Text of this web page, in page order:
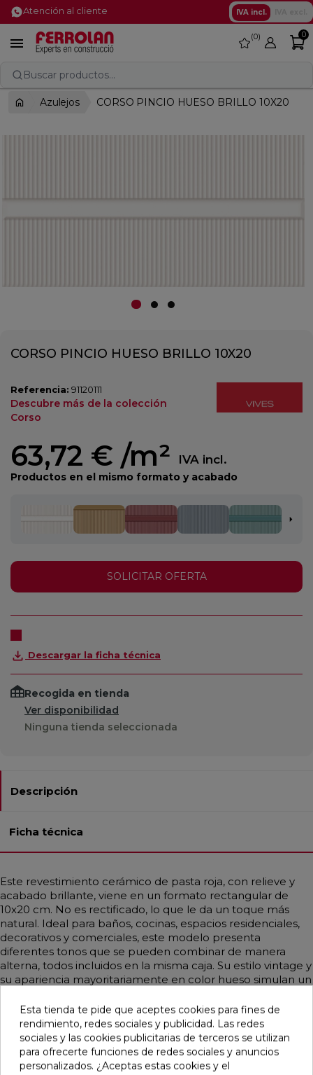
Atención al cliente IVA incl.
 favorite
0 0
Buscar productos...
Azulejos CORSO PINCIO HUESO BRILLO 10X20
CORSO PINCIO HUESO BRILLO 10X20
Referencia: 91120111
Descubre más de la colección
Corso
63,72 € /m² IVA incl.
Productos en el mismo formato y acabado
SOLICITAR OFERTA
Descargar la ficha técnica
Recogida en tienda
Ver disponibilidad
Ninguna tienda seleccionada
Descripción
Ficha técnica
Este revestimiento cerámico de pasta roja, con relieve y
acabado brillante, viene en un formato rectangular de
10x20 cm. No es rectificado, lo que le da un toque más
natural. Ideal para baños, cocinas, espacios residenciales,
decorativos y comerciales, este modelo presenta
diferentes tonos que se pueden combinar de manera
alterna, todos incluidos en la misma caja. Su estilo vintage y
su apariencia mayoritariamente en color hueso simulan un
ambiente.
Esta tienda te pide que aceptes cookies para fines de
rendimiento, redes sociales y publicidad. Las redes
sociales y las cookies publicitarias de terceros se utilizan
para ofrecerte funciones de redes sociales y anuncios
personalizados. ¿Aceptas estas cookies y el